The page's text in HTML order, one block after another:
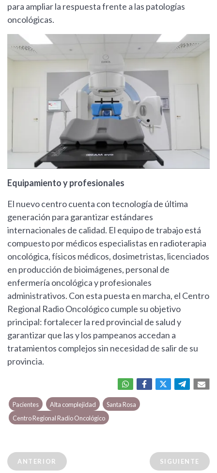
para ampliar la respuesta frente a las patologías
oncológicas.
Equipamiento y profesionales
El nuevo centro cuenta con tecnología de última
generación para garantizar estándares
internacionales de calidad. El equipo de trabajo está
compuesto por médicos especialistas en radioterapia
oncológica, físicos médicos, dosimetristas, licenciados
en producción de bioimágenes, personal de
enfermería oncológica y profesionales
administrativos. Con esta puesta en marcha, el Centro
Regional Radio Oncológico cumple su objetivo
principal: fortalecer la red provincial de salud y
garantizar que las y los pampeanos accedan a
tratamientos complejos sin necesidad de salir de su
provincia.
Pacientes Alta complejidad
Santa Rosa
Centro Regional Radio Oncológico
ANTERIOR SIGUIENTE